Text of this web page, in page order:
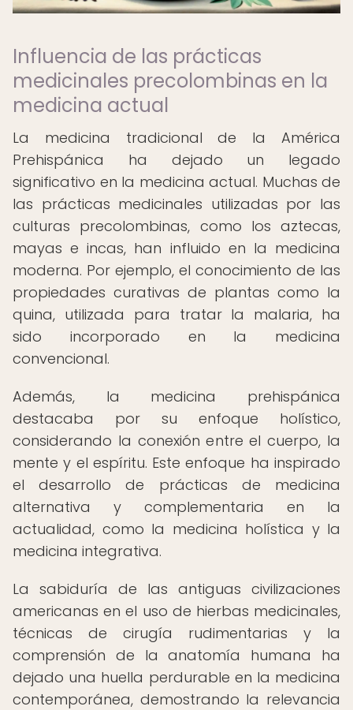
Influencia de las prácticas
medicinales precolombinas en la
medicina actual
La medicina tradicional de la América
Prehispánica ha dejado un legado
significativo en la medicina actual. Muchas de
las prácticas medicinales utilizadas por las
culturas precolombinas, como los aztecas,
mayas e incas, han influido en la medicina
moderna. Por ejemplo, el conocimiento de las
propiedades curativas de plantas como la
quina, utilizada para tratar la malaria, ha
sido incorporado en la medicina
convencional.
Además, la medicina prehispánica
destacaba por su enfoque holístico,
considerando la conexión entre el cuerpo, la
mente y el espíritu. Este enfoque ha inspirado
el desarrollo de prácticas de medicina
alternativa y complementaria en la
actualidad, como la medicina holística y la
medicina integrativa.
La sabiduría de las antiguas civilizaciones
americanas en el uso de hierbas medicinales,
técnicas de cirugía rudimentarias y la
comprensión de la anatomía humana ha
dejado una huella perdurable en la medicina
contemporánea, demostrando la relevancia